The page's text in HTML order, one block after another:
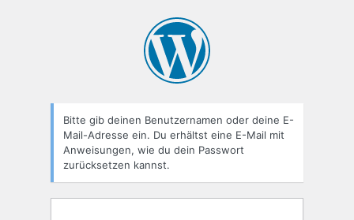
Bitte gib deinen Benutzernamen oder deine E-
Mail-Adresse ein. Du erhältst eine E-Mail mit
Anweisungen, wie du dein Passwort
zurücksetzen kannst.